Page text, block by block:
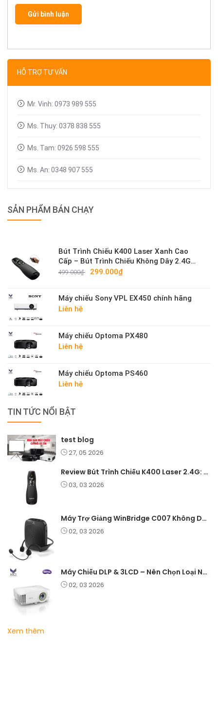
HỖ TRỢ TƯ VẤN
Mr. Vinh: 0973 989 555
Ms. Thuy: 0378 838 555
Ms. Tam: 0926 598 555
Ms. An: 0348 907 555
SẢN PHẨM BÁN CHẠY
Bút Trình Chiếu K400 Laser Xanh Cao
Cấp – Bút Trình Chiếu Không Dây 2.4G
Sáng Mạnh
499.000₫ 299.000₫
Máy chiếu Sony VPL EX450 chính hãng
Liên hệ
Máy chiếu Optoma PX480
Liên hệ
Máy chiếu Optoma PS460
Liên hệ
TIN TỨC NỔI BẬT
test blog
27, 05 2026
Review Bút Trình Chiếu K400 Laser 2.4G: Nhỏ Gọn, Ổn Định, Lý Tưởng Cho Giáo Viên Và Doanh Nghiệp
03, 03 2026
Máy Trợ Giảng WinBridge C007 Không Dây – Pin Lâu, Âm Thanh Rõ
02, 03 2026
Máy Chiếu DLP & 3LCD – Nên Chọn Loại Nào Cho Văn Phòng & Giải Trí?
02, 03 2026
Xem thêm
Gửi bình luận